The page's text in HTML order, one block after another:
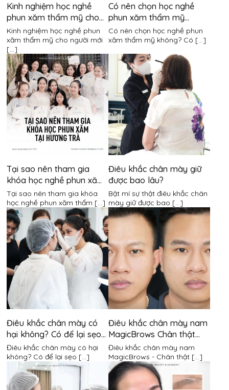
Kinh nghiệm học nghề
phun xăm thẩm mỹ cho
người mới bắt đầu
Kinh nghiệm học nghề phun
xăm thẩm mỹ cho người mới
[...]
Có nên chọn học nghề
phun xăm thẩm mỹ
không?
Có nên chọn học nghề phun
xăm thẩm mỹ không? Có [...]
Tại sao nên tham gia
khóa học nghề phun xăm
thẩm mỹ tại Hương Trà?
Tại sao nên tham gia khóa
học nghề phun xăm thẩm [...]
Điêu khắc chân mày giữ
được bao lâu?
Bật mí sự thật điêu khắc chân
mày giữ được bao [...]
Điêu khắc chân mày có
hại không? Có để lại sẹo
không?
Điêu khắc chân mày có hại
không? Có để lại sẹo [...]
Điêu khắc chân mày nam
MagicBrows Chân thật
đến từng milimet
Điêu khắc chân mày nam
MagicBrows - Chân thật [...]